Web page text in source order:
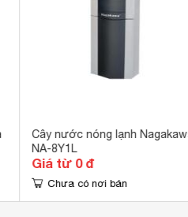
Cây nước nóng lạnh
NA-8Y1L
Giá từ 0 đ
Chưa có nơi bán